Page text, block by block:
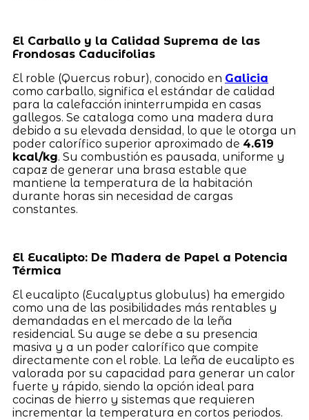
El Carballo y la Calidad Suprema de las
Frondosas Caducifolias
El roble (Quercus robur), conocido en Galicia
como carballo, significa el estándar de calidad
para la calefacción ininterrumpida en casas
gallegos. Se cataloga como una madera dura
debido a su elevada densidad, lo que le otorga un
poder calorífico superior aproximado de 4.619
kcal/kg. Su combustión es pausada, uniforme y
capaz de generar una brasa estable que
mantiene la temperatura de la habitación
durante horas sin necesidad de cargas
constantes.
El Eucalipto: De Madera de Papel a Potencia
Térmica
El eucalipto (Eucalyptus globulus) ha emergido
como una de las posibilidades más rentables y
demandadas en el mercado de la leña
residencial. Su auge se debe a su presencia
masiva y a un poder calorífico que compite
directamente con el roble. La leña de eucalipto es
valorada por su capacidad para generar un calor
fuerte y rápido, siendo la opción ideal para
cocinas de hierro y sistemas que requieren
incrementar la temperatura en cortos periodos.